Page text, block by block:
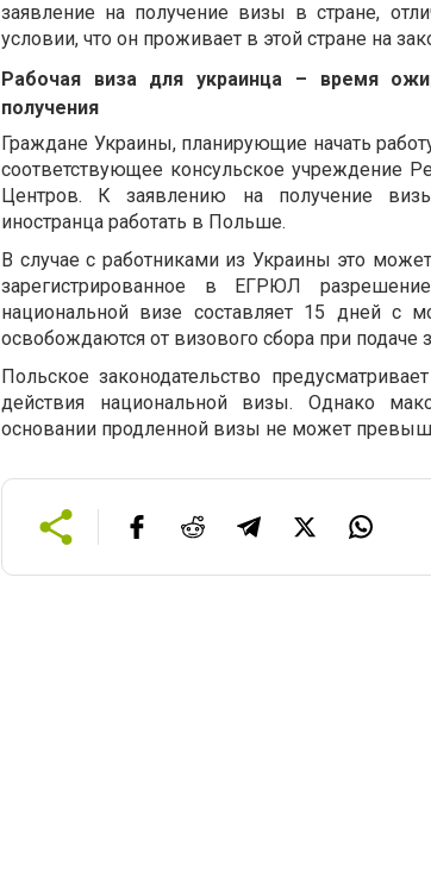
заявление на получение визы в стране,
условии, что он проживает в этой стране на
Рабочая виза для украинца – время
получения
Граждане Украины, планирующие начать
соответствующее консульское учреждение
Центров. К заявлению на получение
иностранца работать в Польше.
В случае с работниками из Украины это
зарегистрированное в ЕГРЮЛ
национальной визе составляет 15 дней с
освобождаются от визового сбора при подаче
Польское законодательство
действия национальной визы. Однако
основании продленной визы не может